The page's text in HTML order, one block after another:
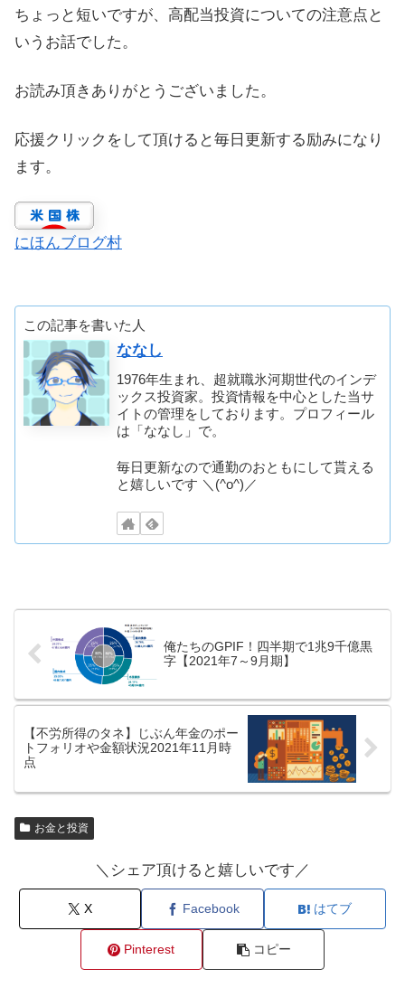
ちょっと短いですが、高配当投資についての注意点と
いうお話でした。
お読み頂きありがとうございました。
応援クリックをして頂けると毎日更新する励みになり
ます。
にほんブログ村
この記事を書いた人
ななし
1976年生まれ、超就職氷河期世代のインデ
ックス投資家。投資情報を中心とした当サ
イトの管理をしております。プロフィール
は「ななし」で。
毎日更新なので通勤のおともにして貰える
と嬉しいです ＼(^o^)／
俺たちのGPIF！四半期で1兆9千億黒
字【2021年7～9月期】
【不労所得のタネ】じぶん年金のポー
トフォリオや金額状況2021年11月時
点
お金と投資
＼シェア頂けると嬉しいです／
X Facebook はてブ
Pinterest コピー